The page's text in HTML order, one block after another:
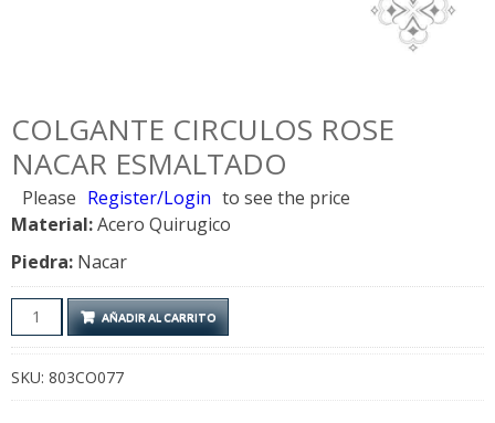
COLGANTE CIRCULOS ROSE
NACAR ESMALTADO
Please Register/Login to see the price
Material:Acero Quirugico
Piedra: Nacar
Colgante
Circulos
Nacar
AÑADIR AL CARRITO
SKU: 803CO077